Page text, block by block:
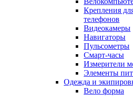
Крепления
телефонов
Видеокамеры
Навигаторы
Пульсометры
Смарт-часы
Измерители
Элементы
Одежда и
Вело форма